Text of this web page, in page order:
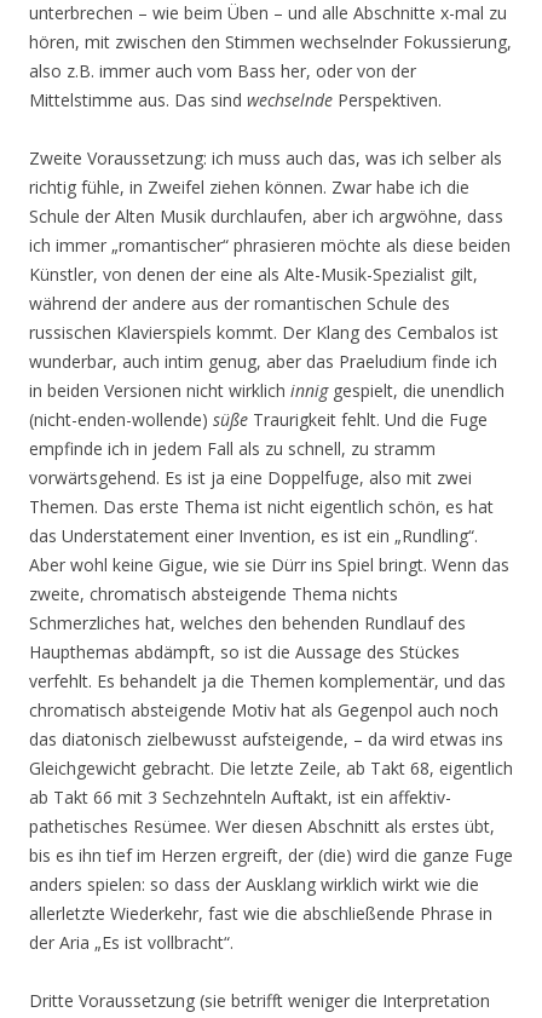
unterbrechen – wie beim Üben – und alle Abschnitte x-mal zu
hören, mit zwischen den Stimmen wechselnder Fokussierung,
also z.B. immer auch vom Bass her, oder von der
Mittelstimme aus. Das sind wechselnde Perspektiven.
Zweite Voraussetzung: ich muss auch das, was ich selber als
richtig fühle, in Zweifel ziehen können. Zwar habe ich die
Schule der Alten Musik durchlaufen, aber ich argwöhne, dass
ich immer „romantischer“ phrasieren möchte als diese beiden
Künstler, von denen der eine als Alte-Musik-Spezialist gilt,
während der andere aus der romantischen Schule des
russischen Klavierspiels kommt. Der Klang des Cembalos ist
wunderbar, auch intim genug, aber das Praeludium finde ich
in beiden Versionen nicht wirklich inniggespielt, die unendlich
(nicht-enden-wollende) süße Traurigkeit fehlt. Und die Fuge
empfinde ich in jedem Fall als zu schnell, zu stramm
vorwärtsgehend. Es ist ja eine Doppelfuge, also mit zwei
Themen. Das erste Thema ist nicht eigentlich schön, es hat
das Understatement einer Invention, es ist ein „Rundling“.
Aber wohl keine Gigue, wie sie Dürr ins Spiel bringt. Wenn das
zweite, chromatisch absteigende Thema nichts
Schmerzliches hat, welches den behenden Rundlauf des
Haupthemas abdämpft, so ist die Aussage des Stückes
verfehlt. Es behandelt ja die Themen komplementär, und das
chromatisch absteigende Motiv hat als Gegenpol auch noch
das diatonisch zielbewusst aufsteigende, – da wird etwas ins
Gleichgewicht gebracht. Die letzte Zeile, ab Takt 68, eigentlich
ab Takt 66 mit 3 Sechzehnteln Auftakt, ist ein affektiv-
pathetisches Resümee. Wer diesen Abschnitt als erstes übt,
bis es ihn tief im Herzen ergreift, der (die) wird die ganze Fuge
anders spielen: so dass der Ausklang wirklich wirkt wie die
allerletzte Wiederkehr, fast wie die abschließende Phrase in
der Aria „Es ist vollbracht“.
Dritte Voraussetzung (sie betrifft weniger die Interpretation